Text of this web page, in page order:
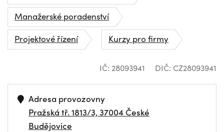
Manažerské poradenství
Projektové řízení
Kurzy pro firmy
IČ: 28093941 DIČ: CZ28093941
Adresa provozovny
Pražská tř. 1813/3, 37004 České
Budějovice